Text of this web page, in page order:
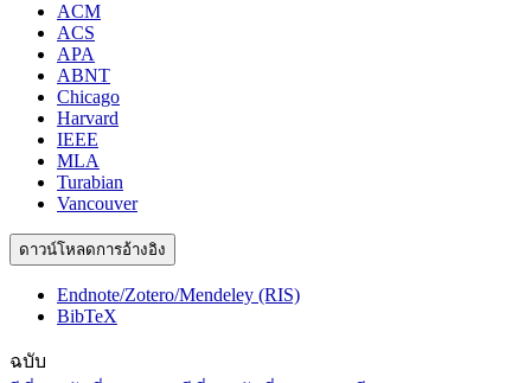
ACM
ACS
APA
ABNT
Chicago
Harvard
IEEE
MLA
Turabian
Vancouver
ดาวน์โหลดการอ้างอิง
Endnote/Zotero/Mendeley (RIS)
BibTeX
ฉบับ